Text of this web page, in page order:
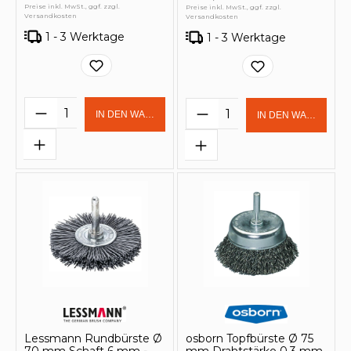
Preise inkl. MwSt., ggf. zzgl.
Versandkosten
1 - 3 Werktage
Produkt Anzahl: Gib den
IN DEN WARENKORB
Preise inkl. MwSt., ggf. zzgl.
Versandkosten
1 - 3 Werktage
Produkt Anzahl:
IN DEN
Lessmann Rundbürste Ø
osborn Topfbürste Ø 75